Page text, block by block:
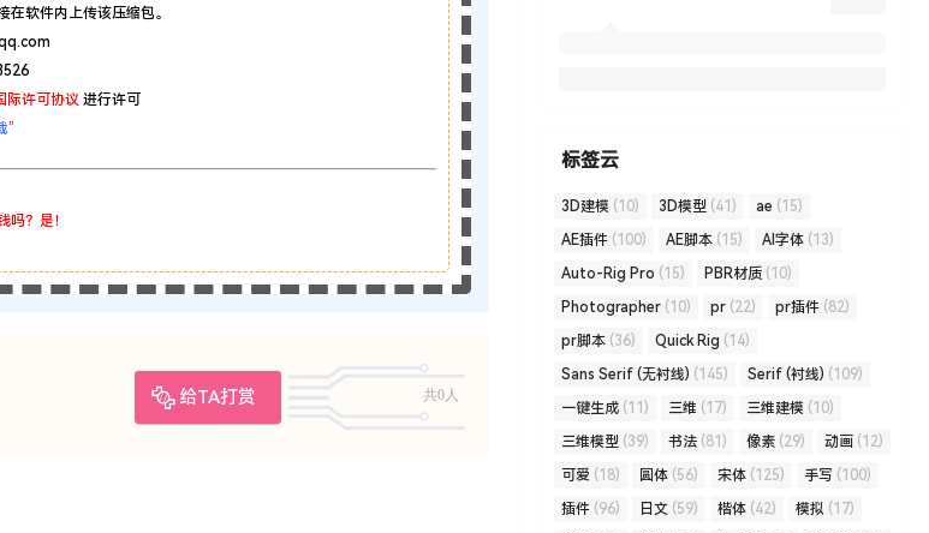
软件内上传该压缩包。
际许可协议 进行许可
”
吗？是！
给TA打赏
共0人
标签云
3D建模 (10) 3D模型 (41) ae (15)
AE插件 (100) AE脚本 (15) AI字体 (13)
Auto-Rig Pro (15) PBR材质 (10)
Photographer (10) pr (22) pr插件 (82)
pr脚本 (36) Quick Rig (14)
Sans Serif (无衬线) (145) Serif (衬线) (109)
一键生成 (11) 三维 (17) 三维建模 (10)
三维模型 (39) 书法 (81) 像素 (29) 动画 (12)
可爱 (18) 圆体 (56) 宋体 (125) 手写 (100)
插件 (96) 日文 (59) 楷体 (42) 模拟 (17)